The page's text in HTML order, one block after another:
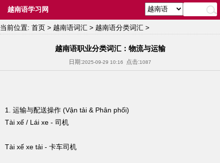
越南语学习网
当前位置: 首页 > 越南语词汇 > 越南语分类词汇 >
越南语职业分类词汇：物流与运输
日期:2025-09-29 10:16 点击:1087
1. 运输与配送操作 (Vận tải & Phân phối)
Tài xế / Lái xe - 司机
Tài xế xe tải - 卡车司机